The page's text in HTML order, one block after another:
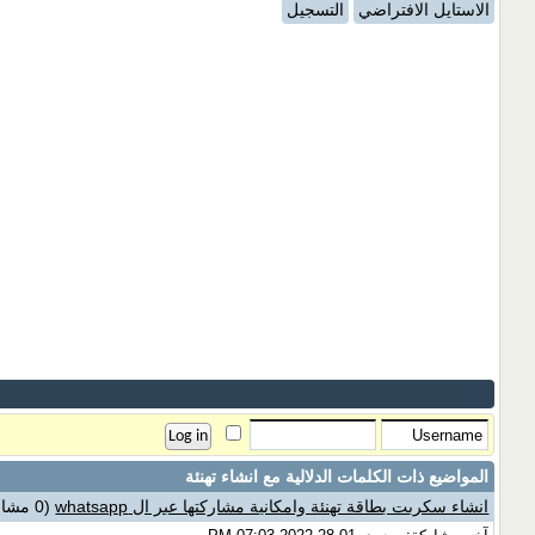
الاستايل الافتراضي
التسجيل
المواضيع ذات الكلمات الدلالية مع انشاء تهنئة
انشاء سكربت بطاقة تهنئة وامكانية مشاركتها عبر ال whatsapp
(0 مشاركات)